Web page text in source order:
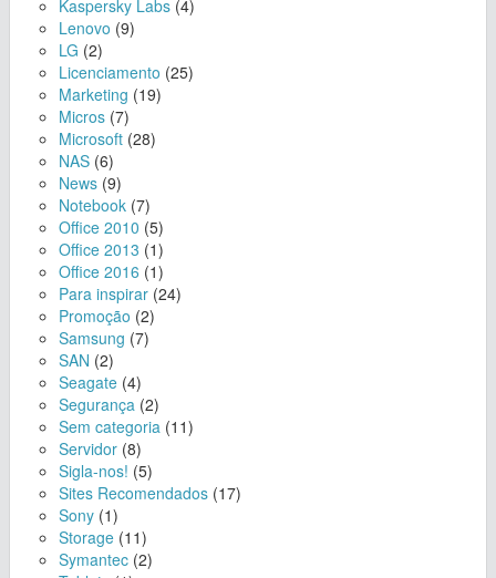
Kaspersky Labs (4)
Lenovo (9)
LG (2)
Licenciamento (25)
Marketing (19)
Micros (7)
Microsoft (28)
NAS (6)
News (9)
Notebook (7)
Office 2010 (5)
Office 2013 (1)
Office 2016 (1)
Para inspirar (24)
Promoção (2)
Samsung (7)
SAN (2)
Seagate (4)
Segurança (2)
Sem categoria (11)
Servidor (8)
Sigla-nos! (5)
Sites Recomendados (17)
Sony (1)
Storage (11)
Symantec (2)